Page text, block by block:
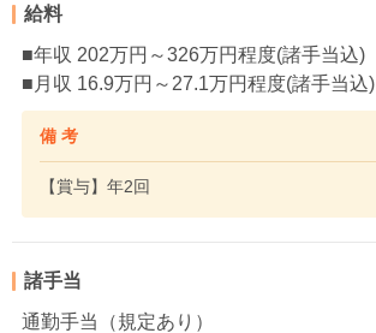
給料
■年収 202万円～326万円程度(諸手当込)
■月収 16.9万円～27.1万円程度(諸手当込)
備 考
【賞与】年2回
諸手当
通勤手当（規定あり）